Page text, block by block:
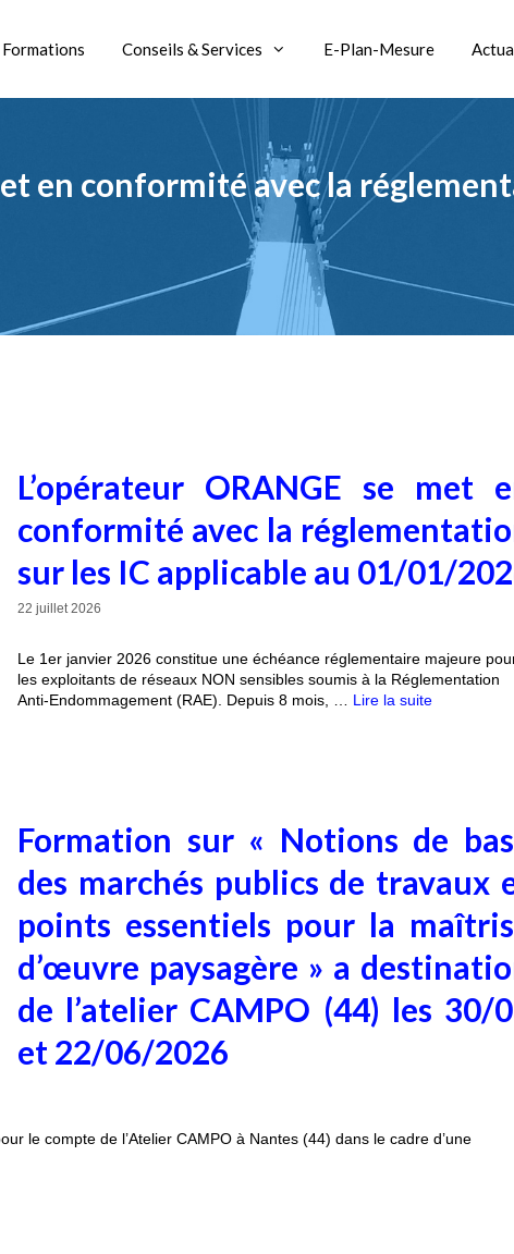
Formations Conseils & Services E-Plan-Mesure
en conformité avec la
L’opérateur ORANGE se met
conformité avec la
sur les IC applicable au 01/01/
22 juillet 2026
Le 1er janvier 2026 constitue une échéance réglementaire majeure
les exploitants de réseaux NON sensibles soumis à la Réglementation
Anti-Endommagement (RAE). Depuis 8 mois, … Lire la suite
Formation sur « Notions de
des marchés publics de travaux
points essentiels pour la
d’œuvre paysagère » a
de l’atelier CAMPO (44) les 30/
et 22/06/2026
le compte de l’Atelier CAMPO à Nantes (44) dans le cadre d’une